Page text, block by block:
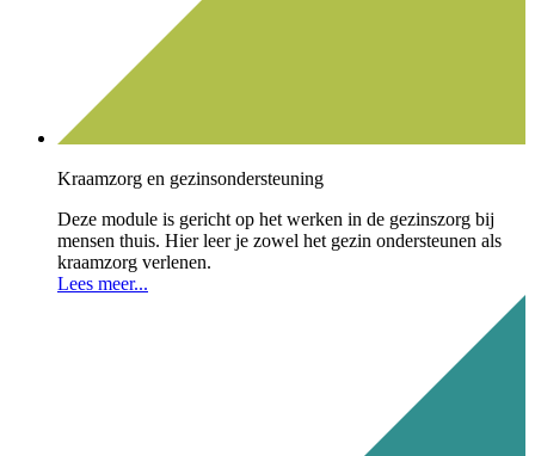
Kraamzorg en gezinsondersteuning
Deze module is gericht op het werken in de gezinszorg bij
mensen thuis. Hier leer je zowel het gezin ondersteunen als
kraamzorg verlenen.
Lees meer...